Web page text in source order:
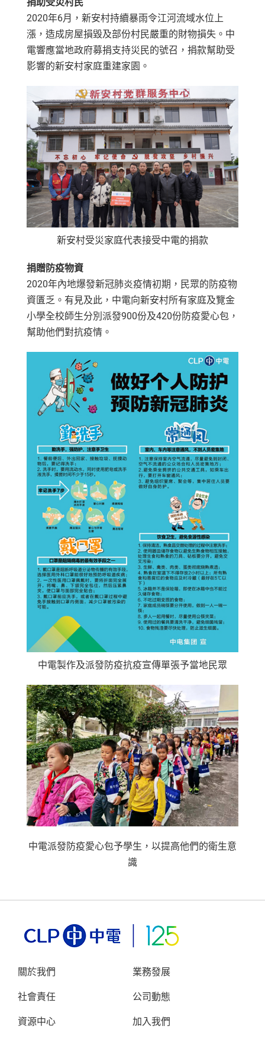
2020年6月，新安村持續暴雨令江河流域水位上
漲，造成房屋損毀及部份村民嚴重的財物損失。中
電響應當地政府募捐支持災民的號召，捐款幫助受
影響的新安村家庭重建家園。
新安村受災家庭代表接受中電的捐款
捐贈防疫物資
2020年內地爆發新冠肺炎疫情初期，民眾的防疫物
資匱乏。有見及此，中電向新安村所有家庭及覽金
小學全校師生分別派發900份及420份防疫愛心包，
幫助他們對抗疫情。
中電製作及派發防疫抗疫宣傳單張予當地民眾
中電派發防疫愛心包予學生，以提高他們的衛生意
識
關於我們 業務發展
社會責任 公司動態
資源中心 加入我們